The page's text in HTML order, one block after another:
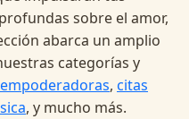
sobre el amor,
abarca un amplio
categorías y
empoderadoras, citas
, y mucho más.